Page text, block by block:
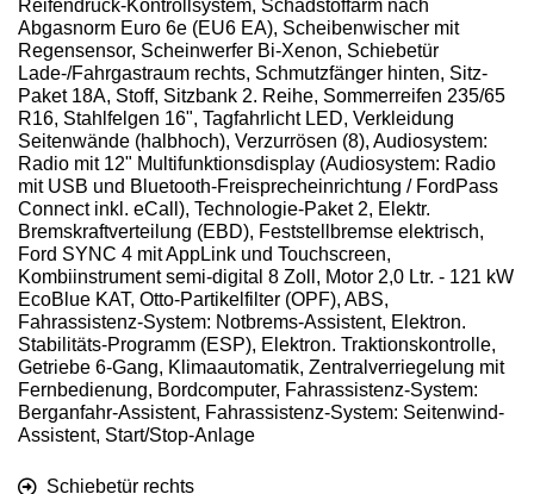
Reifendruck-Kontrollsystem, Schadstoffarm nach
Abgasnorm Euro 6e (EU6 EA), Scheibenwischer mit
Regensensor, Scheinwerfer Bi-Xenon, Schiebetür
Lade-/Fahrgastraum rechts, Schmutzfänger hinten, Sitz-
Paket 18A, Stoff, Sitzbank 2. Reihe, Sommerreifen 235/65
R16, Stahlfelgen 16", Tagfahrlicht LED, Verkleidung
Seitenwände (halbhoch), Verzurrösen (8), Audiosystem:
Radio mit 12" Multifunktionsdisplay (Audiosystem: Radio
mit USB und Bluetooth-Freisprecheinrichtung / FordPass
Connect inkl. eCall), Technologie-Paket 2, Elektr.
Bremskraftverteilung (EBD), Feststellbremse elektrisch,
Ford SYNC 4 mit AppLink und Touchscreen,
Kombiinstrument semi-digital 8 Zoll, Motor 2,0 Ltr. - 121 kW
EcoBlue KAT, Otto-Partikelfilter (OPF), ABS,
Fahrassistenz-System: Notbrems-Assistent, Elektron.
Stabilitäts-Programm (ESP), Elektron. Traktionskontrolle,
Getriebe 6-Gang, Klimaautomatik, Zentralverriegelung mit
Fernbedienung, Bordcomputer, Fahrassistenz-System:
Berganfahr-Assistent, Fahrassistenz-System: Seitenwind-
Assistent, Start/Stop-Anlage
Schiebetür rechts